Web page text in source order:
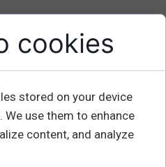
ponieważ otwiera się całe
cookies
stored on your device
use them to enhance
content, and analyze